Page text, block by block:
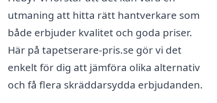
utmaning att hitta rätt hantverkare som
både erbjuder kvalitet och goda priser.
Här på tapetserare-pris.se gör vi det
enkelt för dig att jämföra olika alternativ
och få flera skräddarsydda erbjudanden.